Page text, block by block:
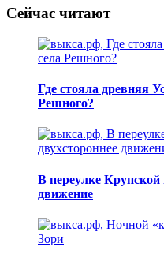
Сейчас читают
Где стояла древняя
Решного?
В переулке Крупской
движение